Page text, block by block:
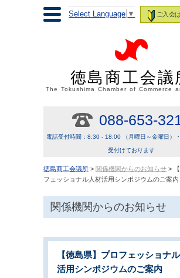
ご入会
Select Language ▼
徳島商工会議
The Tokushima Chamber of Commerce
088-653-
電話受付時間：8:30 - 18:00 （月曜日～金曜日）
受付けております
徳島商工会議所 > 関係機関からのお知らせ >
フェッショナル人材活用シンポジウムのご案内
関係機関からのお知らせ
【徳島県】プロフェッショナ
活用シンポジウムのご案内